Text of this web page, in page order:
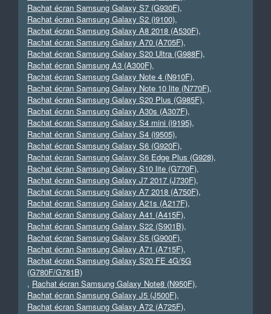
Rachat écran Samsung Galaxy S7 (G930F),
Rachat écran Samsung Galaxy S2 (i9100),
Rachat écran Samsung Galaxy A8 2018 (A530F),
Rachat écran Samsung Galaxy A70 (A705F),
Rachat écran Samsung Galaxy S20 Ultra (G988F),
Rachat écran Samsung A3 (A300F),
Rachat écran Samsung Galaxy Note 4 (N910F),
Rachat écran Samsung Galaxy Note 10 lite (N770F),
Rachat écran Samsung Galaxy S20 Plus (G985F),
Rachat écran Samsung Galaxy A30s (A307F),
Rachat écran Samsung Galaxy S4 mini (i9195),
Rachat écran Samsung Galaxy S4 (i9505),
Rachat écran Samsung Galaxy S6 (G920F),
Rachat écran Samsung Galaxy S6 Edge Plus (G928),
Rachat écran Samsung Galaxy S10 lite (G770F),
Rachat écran Samsung Galaxy J7 2017 (J730F),
Rachat écran Samsung Galaxy A7 2018 (A750F),
Rachat écran Samsung Galaxy A21s (A217F),
Rachat écran Samsung Galaxy A41 (A415F),
Rachat écran Samsung Galaxy S22 (S901B),
Rachat écran Samsung Galaxy S5 (G900F),
Rachat écran Samsung Galaxy A71 (A715F),
Rachat écran Samsung Galaxy S20 FE 4G/5G
(G780F/G781B)
, Rachat écran Samsung Galaxy Note8 (N950F),
Rachat écran Samsung Galaxy J5 (J500F),
Rachat écran Samsung Galaxy A72 (A725F),